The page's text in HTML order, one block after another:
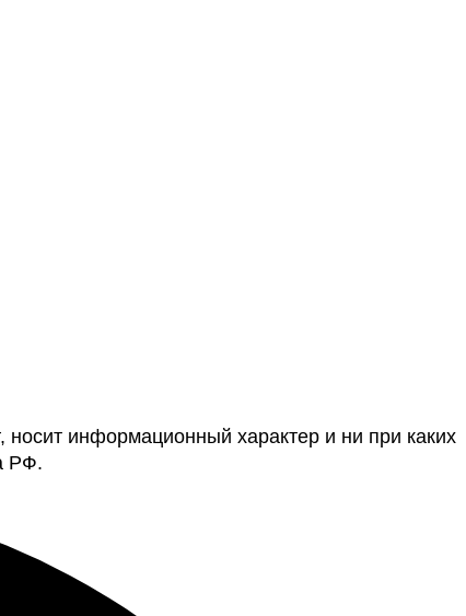
информационный характер и ни при каких
РФ.